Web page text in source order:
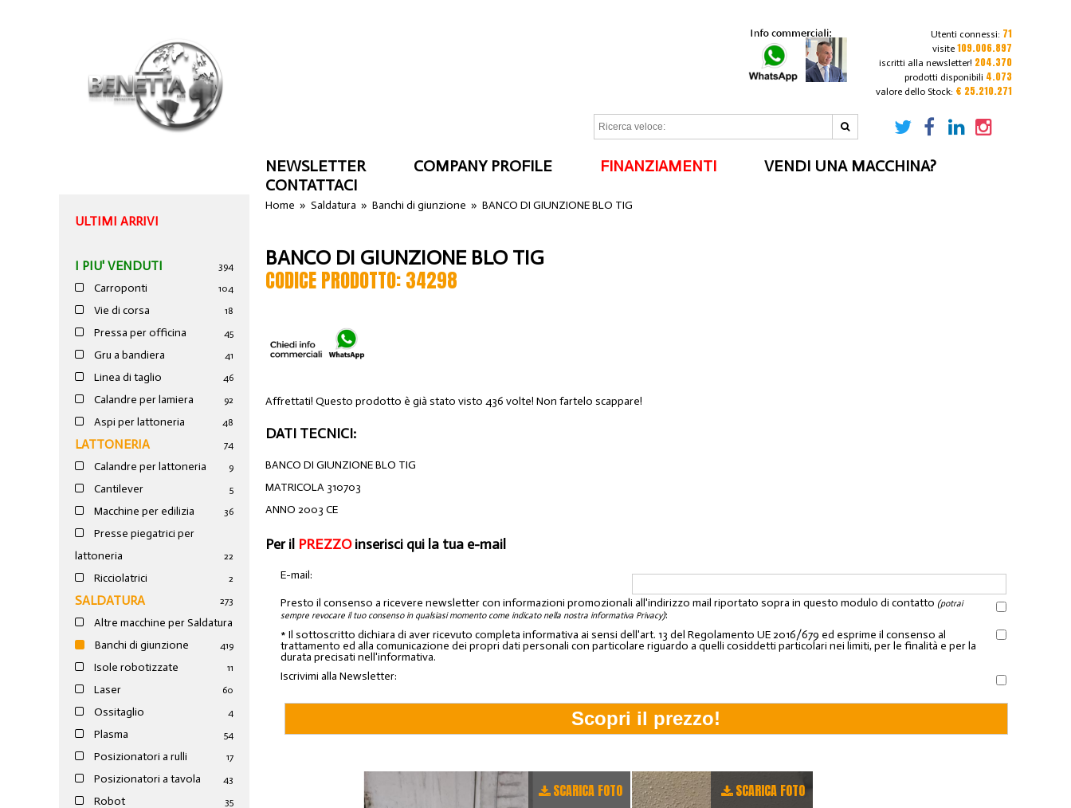
Utenti connessi: 71
visite 109.006.897
iscritti alla newsletter! 204.370
prodotti disponibili 4.073
valore dello Stock: € 25.210.271
NEWSLETTER COMPANY PROFILE FINANZIAMENTI
VENDI UNA MACCHINA?
CONTATTACI
ULTIMI ARRIVI
I PIU' VENDUTI 394
Carroponti 104
Vie di corsa 18
Pressa per officina 45
Gru a bandiera 41
Linea di taglio 46
Calandre per lamiera 92
Aspi per lattoneria 48
LATTONERIA 74
Calandre per lattoneria 9
Cantilever 5
Macchine per edilizia 36
Presse piegatrici per
lattoneria
22
Ricciolatrici 2
SALDATURA 273
Altre macchine per Saldatura
19
Banchi di giunzione 4
Isole robotizzate 11
Laser 60
Ossitaglio 4
Plasma 54
Posizionatori a rulli 17
Posizionatori a tavola 43
Robot 35
Home »Saldatura »Banchi di giunzione »BANCO DI GIUNZIONE BLO TIG
BANCO DI GIUNZIONE BLO TIG
CODICE PRODOTTO: 34298
Affrettati! Questo prodotto è già stato visto 436 volte! Non fartelo scappare!
DATI TECNICI:
BANCO DI GIUNZIONE BLO TIG
MATRICOLA 310703
ANNO 2003 CE
Per il PREZZOinserisci qui la tua e-mail
E-mail:
Presto il consenso a ricevere newsletter con informazioni promozionali all'indirizzo mail riportato sopra in questo modulo di contatto (potrai
sempre revocare il tuo consenso in qualsiasi momento come indicato nella nostra informativa Privacy):
* Il sottoscritto dichiara di aver ricevuto completa informativa ai sensi dell'art. 13 del Regolamento UE 2016/679 ed esprime il consenso al
trattamento ed alla comunicazione dei propri dati personali con particolare riguardo a quelli cosiddetti particolari nei limiti, per le finalità e per la
durata precisati nell'informativa.
Iscrivimi alla Newsletter:
SCARICA FOTO SCARICA FOTO